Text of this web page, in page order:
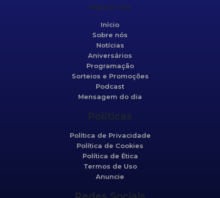
Mapa do site
Início
Sobre nós
Notícias
Aniversários
Programação
Sorteios e Promoções
Podcast
Mensagem do dia
Políticas
Política de Privacidade
Política de Cookies
Política de Ética
Termos de Uso
Anuncie